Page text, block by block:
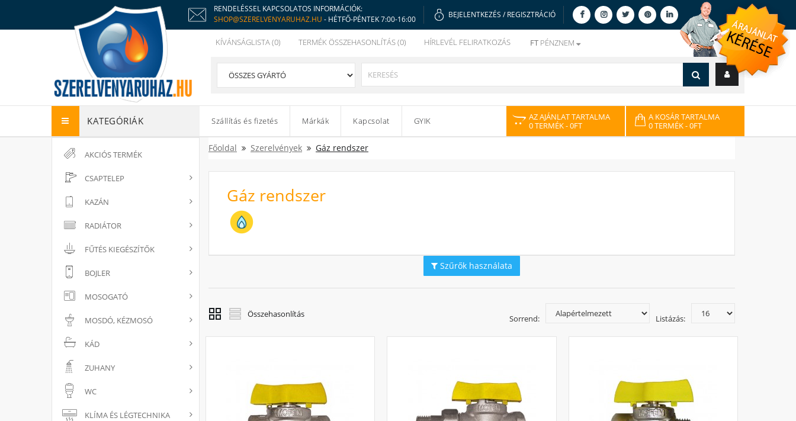
RENDELÉSSEL KAPCSOLATOS INFORMÁCIÓK:
SHOP@SZERELVENYARUHAZ.HU - HÉTFŐ-PÉNTEK 7:00-16:00
BEJELENTKEZÉS / REGISZTRÁCIÓ
KÍVÁNSÁGLISTA (0) TERMÉK ÖSSZEHASONLÍTÁS (0) HÍRLEVÉL FELIRATKOZÁS FT PÉNZNEM
KATEGÓRIÁK Szállítás és fizetés Márkák Kapcsolat GYIK
AZ AJÁNLAT TARTALMA
0 TERMÉK- 0FT
A KOSÁR TARTALMA
0 TERMÉK- 0FT
AKCIÓS TERMÉK
CSAPTELEP
KAZÁN
RADIÁTOR
FŰTÉS KIEGÉSZÍTŐK
BOJLER
MOSOGATÓ
MOSDÓ, KÉZMOSÓ
KÁD
ZUHANY
WC
KLÍMA ÉS LÉGTECHNIKA
Főoldal Szerelvények Gáz rendszer
Gáz rendszer
Szűrők használata
Összehasonlítás Sorrend: Listázás: